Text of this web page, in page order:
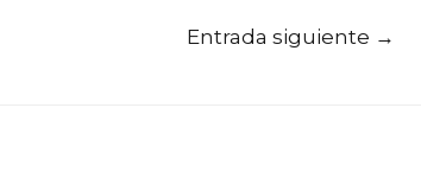
Entrada siguiente →